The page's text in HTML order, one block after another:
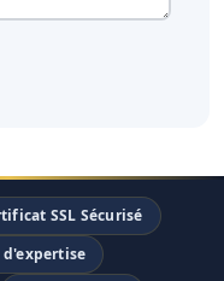
SSL Sécurisé
d'expertise